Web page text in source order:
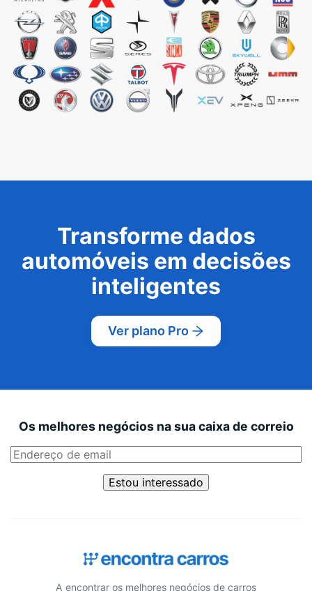
Transforme dados
automóveis em decisões
inteligentes
Ver plano Pro
Os melhores negócios na sua caixa de correio
Estou interessado
A encontrar os melhores negócios de carros